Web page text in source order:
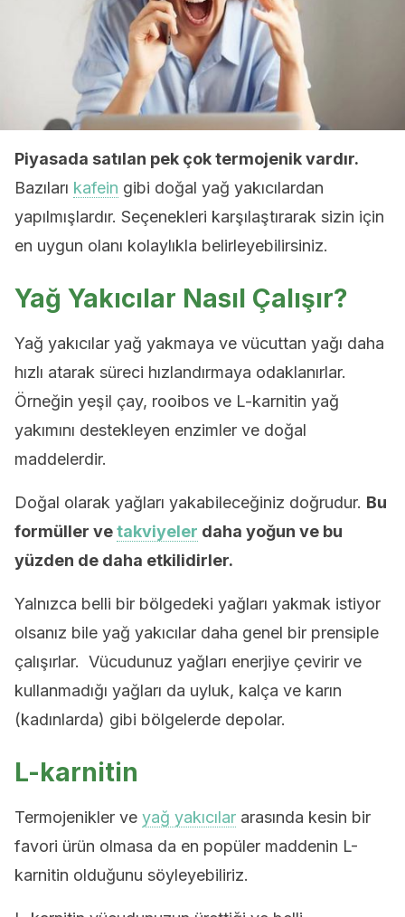
Piyasada satılan pek çok termojenik vardır.
Bazıları kafein gibi doğal yağ yakıcılardan
yapılmışlardır. Seçenekleri karşılaştırarak sizin için
en uygun olanı kolaylıkla belirleyebilirsiniz.
Yağ Yakıcılar Nasıl Çalışır?
Yağ yakıcılar yağ yakmaya ve vücuttan yağı daha
hızlı atarak süreci hızlandırmaya odaklanırlar.
Örneğin yeşil çay, rooibos ve L-karnitin yağ
yakımını destekleyen enzimler ve doğal
maddelerdir.
Doğal olarak yağları yakabileceğiniz doğrudur. Bu
formüller vetakviyeler daha yoğun ve bu
yüzden de daha etkilidirler.
Yalnızca belli bir bölgedeki yağları yakmak istiyor
olsanız bile yağ yakıcılar daha genel bir prensiple
çalışırlar. Vücudunuz yağları enerjiye çevirir ve
kullanmadığı yağları da uyluk, kalça ve karın
(kadınlarda) gibi bölgelerde depolar.
L-karnitin
Termojenikler ve yağ yakıcılar arasında kesin bir
favori ürün olmasa da en popüler maddenin L-
karnitin olduğunu söyleyebiliriz.